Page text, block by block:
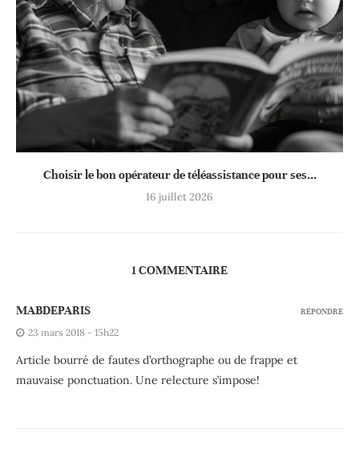
Choisir le bon opérateur de téléassistance pour ses...
16 juillet 2026
1 COMMENTAIRE
MABDEPARIS
23 mars 2018 - 15h22
Article bourré de fautes d’orthographe ou de frappe et
mauvaise ponctuation. Une relecture s’impose!
RÉPONDRE